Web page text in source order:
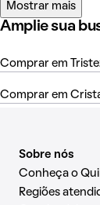
Mostrar mais
Amplie sua
Comprar em
Comprar em
Sobre nós
Conheça o
Regiões